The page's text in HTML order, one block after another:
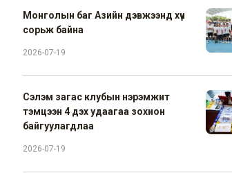
Монголын баг Азийн дэвжээнд хүч
сорьж байна
2026-07-19
Сэлэм загас клубын нэрэмжит
тэмцээн 4 дэх удаагаа зохион
байгуулагдлаа
2026-07-19